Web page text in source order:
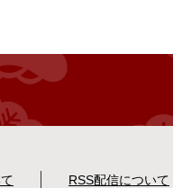
RSS配信について